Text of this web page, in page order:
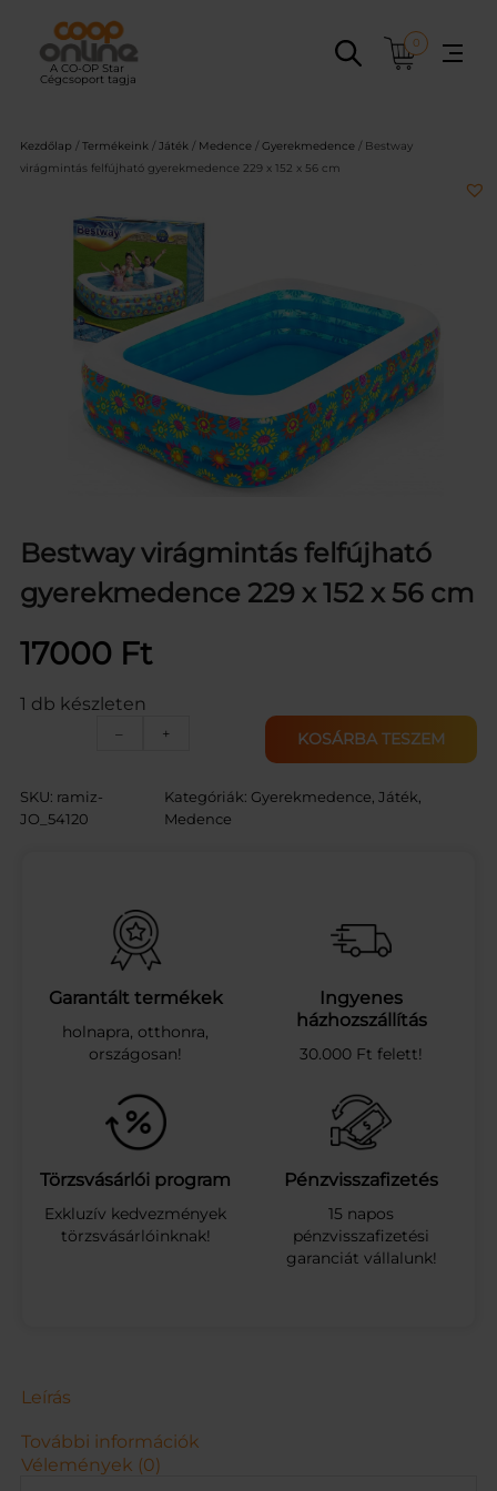
tartalomhoz
0
Kezdőlap / Termékeink / Játék / Medence / Gyerekmedence / Bestway
virágmintás felfújható gyerekmedence 229 x 152 x 56 cm
Bestway virágmintás felfújható
gyerekmedence 229 x 152 x 56 cm
17000 Ft
1 db készleten
–
r
á
g
m
n
t
s
f
e
l
f
ú
j
e
k
m
+ KOSÁRBA TESZEM
SKU: ramiz-
JO_54120
Kategóriák: Gyerekmedence , Játék
Medence
Garantált termékek
holnapra, otthonra,
országosan!
Ingyenes
házhozszállítás
30.000 Ft felett!
Törzsvásárlói program
Exkluzív kedvezmények
törzsvásárlóinknak!
Pénzvisszafizetés
15 napos
pénzvisszafizetési
garanciát vállalunk!
Leírás
További információk
Vélemények (0)